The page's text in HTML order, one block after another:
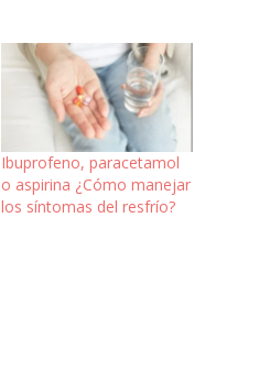
Ibuprofeno, paracetamol
o aspirina ¿Cómo manejar
los síntomas del resfrío?